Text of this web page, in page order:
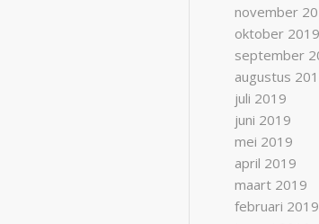
november
oktober 2019
september
augustus
juli 2019
juni 2019
mei 2019
april 2019
maart 2019
februari 2019